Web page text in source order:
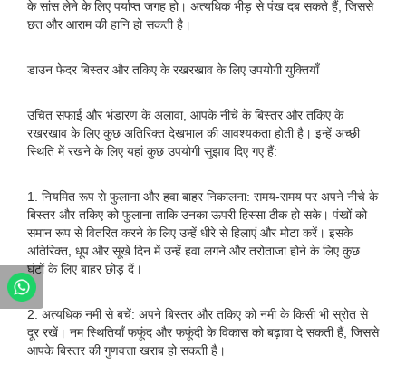
के सांस लेने के लिए पर्याप्त जगह हो। अत्यधिक भीड़ से पंख दब सकते हैं, जिससे
छत और आराम की हानि हो सकती है।
डाउन फेदर बिस्तर और तकिए के रखरखाव के लिए उपयोगी युक्तियाँ
उचित सफाई और भंडारण के अलावा, आपके नीचे के बिस्तर और तकिए के
रखरखाव के लिए कुछ अतिरिक्त देखभाल की आवश्यकता होती है। इन्हें अच्छी
स्थिति में रखने के लिए यहां कुछ उपयोगी सुझाव दिए गए हैं:
1. नियमित रूप से फुलाना और हवा बाहर निकालना: समय-समय पर अपने नीचे के
बिस्तर और तकिए को फुलाना ताकि उनका ऊपरी हिस्सा ठीक हो सके। पंखों को
समान रूप से वितरित करने के लिए उन्हें धीरे से हिलाएं और मोटा करें। इसके
अतिरिक्त, धूप और सूखे दिन में उन्हें हवा लगने और तरोताजा होने के लिए कुछ
घंटों के लिए बाहर छोड़ दें।
2. अत्यधिक नमी से बचें: अपने बिस्तर और तकिए को नमी के किसी भी स्रोत से
दूर रखें। नम स्थितियाँ फफूंद और फफूंदी के विकास को बढ़ावा दे सकती हैं, जिससे
आपके बिस्तर की गुणवत्ता खराब हो सकती है।